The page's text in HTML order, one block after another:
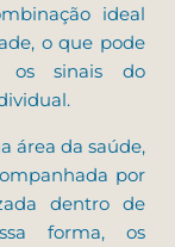
ideal
o que pode
os sinais do
área da saúde,
por
dentro de
forma, os